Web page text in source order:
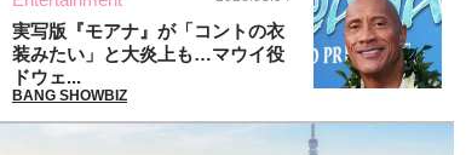
実写版『モアナ』が「コントの衣
装みたい」と大炎上も…マウイ役
ドウェ...
BANG SHOWBIZ